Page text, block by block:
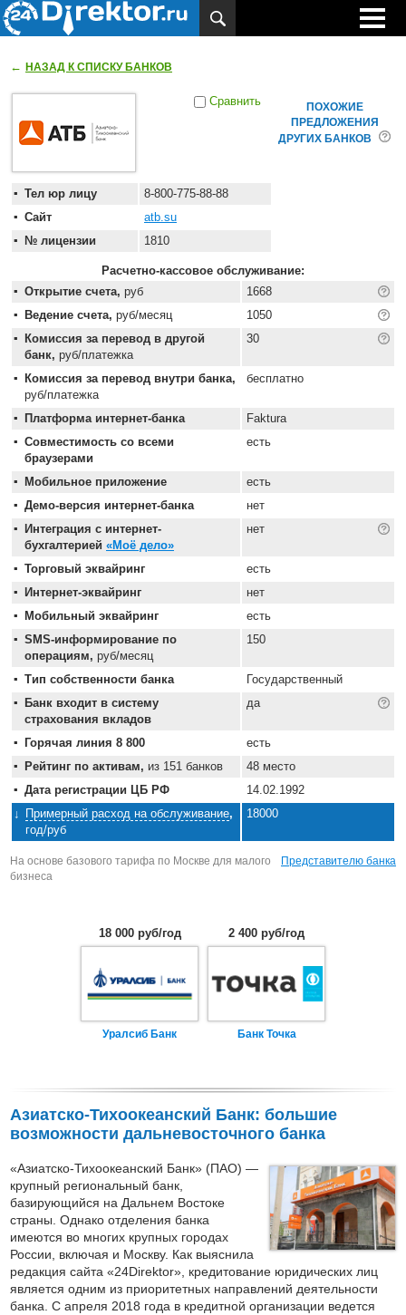
← НАЗАД К СПИСКУ БАНКОВ
Сравнить
Тел юр лицу
8-800-775-88-88
Сайт
atb.su
№ лицензии
1810
Расчетно-кассовое обслуживание:
Открытие счета, руб
1668
Ведение счета, руб/месяц
1050
Комиссия за перевод в другой
банк, руб/платежка
30
Комиссия за перевод внутри банка,
руб/платежка
бесплатно
Платформа интернет-банка
Faktura
Совместимость со всеми
браузерами
есть
Мобильное приложение
есть
Демо-версия интернет-банка
нет
Интеграция с интернет-
бухгалтерией «Моё дело»
нет
Торговый эквайринг
есть
Интернет-эквайринг
нет
Мобильный эквайринг
есть
SMS-информирование по
операциям, руб/месяц
150
Тип собственности банка
Государственный
Банк входит в систему
страхования вкладов
да
Горячая линия 8 800
есть
Рейтинг по активам, из 151 банков
48 место
Дата регистрации ЦБ РФ
14.02.1992
Примерный расход на обслуживание,
год/руб
18000
На основе базового тарифа по Москве для малого
бизнеса
Представителю банка
ПОХОЖИЕ
ПРЕДЛОЖЕНИЯ
ДРУГИХ БАНКОВ
18 000 руб/год
Уралсиб Банк
2 400 руб/год
Банк Точка
Азиатско-Тихоокеанский Банк: большие
возможности дальневосточного банка
«Азиатско-Тихоокеанский Банк» (ПАО) —
крупный региональный банк,
базирующийся на Дальнем Востоке
страны. Однако отделения банка
имеются во многих крупных городах
России, включая и Москву. Как выяснила
редакция сайта «24Direktor», кредитование юридических лиц
является одним из приоритетных направлений деятельности
банка. С апреля 2018 года в кредитной организации ведется